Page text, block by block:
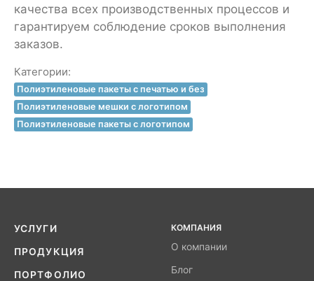
качества всех производственных процессов и
гарантируем соблюдение сроков выполнения
заказов.
Категории:
Полиэтиленовые пакеты с печатью и без
Полиэтиленовые мешки с логотипом
Полиэтиленовые пакеты с логотипом
УСЛУГИ
ПРОДУКЦИЯ
ПОРТФОЛИО
КОМПАНИЯ
О компании
Блог